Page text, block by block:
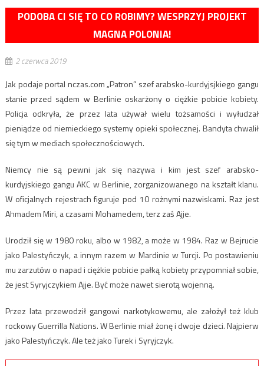
PODOBA CI SIĘ TO CO ROBIMY? WESPRZYJ PROJEKT
MAGNA POLONIA!
2 czerwca 2019
Jak podaje portal nczas.com „Patron” szef arabsko-kurdyjsjkiego gangu
stanie przed sądem w Berlinie oskarżony o ciężkie pobicie kobiety.
Policja odkryła, że przez lata używał wielu tożsamości i wyłudzał
pieniądze od niemieckiego systemy opieki społecznej. Bandyta chwalił
się tym w mediach społecznościowych.
Niemcy nie są pewni jak się nazywa i kim jest szef arabsko-
kurdyjskiego gangu AKC w Berlinie, zorganizowanego na kształt klanu.
W oficjalnych rejestrach figuruje pod 10 rożnymi nazwiskami. Raz jest
Ahmadem Miri, a czasami Mohamedem, terz zaś Ajje.
Urodził się w 1980 roku, albo w 1982, a może w 1984. Raz w Bejrucie
jako Palestyńczyk, a innym razem w Mardinie w Turcji. Po postawieniu
mu zarzutów o napad i ciężkie pobicie pałką kobiety przypomniał sobie,
że jest Syryjczykiem Ajje. Być może nawet sierotą wojenną.
Przez lata przewodził gangowi narkotykowemu, ale założył też klub
rockowy Guerrilla Nations. W Berlinie miał żonę i dwoje dzieci. Najpierw
jako Palestyńczyk. Ale też jako Turek i Syryjczyk.